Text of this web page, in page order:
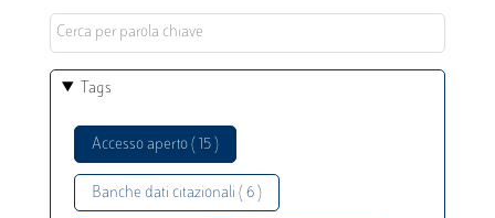
Tags
Accesso aperto ( 15 )
Banche dati citazionali ( 6 )